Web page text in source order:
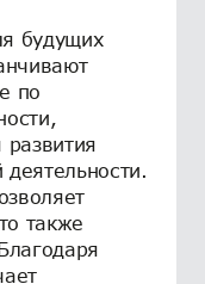
будущих
по
также